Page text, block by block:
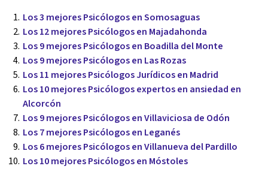
Los 3 mejores Psicólogos en Somosaguas
Los 12 mejores Psicólogos en Majadahonda
Los 9 mejores Psicólogos en Boadilla del Monte
Los 9 mejores Psicólogos en Las Rozas
Los 11 mejores Psicólogos Jurídicos en Madrid
Los 10 mejores Psicólogos expertos en ansiedad en
Alcorcón
Los 9 mejores Psicólogos en Villaviciosa de Odón
Los 7 mejores Psicólogos en Leganés
Los 6 mejores Psicólogos en Villanueva del Pardillo
Los 10 mejores Psicólogos en Móstoles